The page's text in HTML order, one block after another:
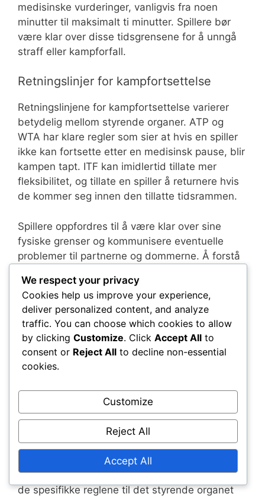
medisinske vurderinger, vanligvis fra noen
minutter til maksimalt ti minutter. Spillere bør
være klar over disse tidsgrensene for å unngå
straff eller kampforfall.
Retningslinjer for kampfortsettelse
Retningslinjene for kampfortsettelse varierer
betydelig mellom styrende organer. ATP og
WTA har klare regler som sier at hvis en spiller
ikke kan fortsette etter en medisinsk pause, blir
kampen tapt. ITF kan imidlertid tillate mer
fleksibilitet, og tillate en spiller å returnere hvis
de kommer seg innen den tillatte tidsrammen.
Spillere oppfordres til å være klar over sine
fysiske grenser og kommunisere eventuelle
problemer til partnerne og dommerne. Å forstå
navigere potensielle skader mer effektivt under
matcher.
Spilleransvar
Spillere har et ansvar for å håndtere helsen sin
og kommunisere eventuelle skader til
overholde reglene fastsatt av sine styrende
organer angående medisinske pauser og bytter.
Manglende overholdelse kan føre til straff,
inkludert kampforfall.
Det er avgjørende for spillere å sette seg inn i
de spesifikke reglene til det styrende organet
We respect your privacy
Cookies help us improve your experience,
deliver personalized content, and analyze
traffic. You can choose which cookies to allow
by clicking Customize. Click Accept All to
consent or Reject All to decline non-essential
cookies.
Customize
Reject All
Accept All